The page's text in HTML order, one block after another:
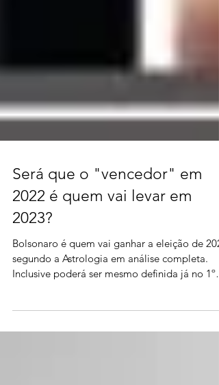
Será que o "vencedor" em
2022 é quem vai levar em
2023?
Bolsonaro é quem vai ganhar a eleição de
segundo a Astrologia em análise completa.
turno